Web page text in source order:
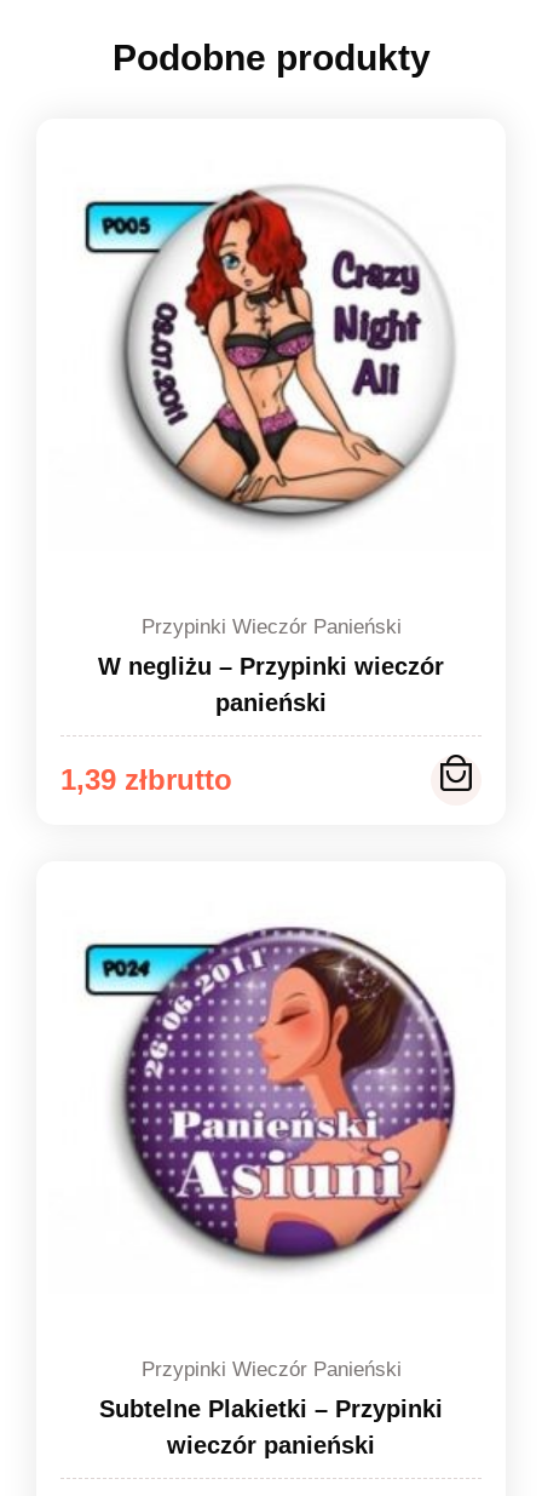
Podobne produkty
Przypinki Wieczór Panieński
W negliżu – Przypinki wieczór
panieński
1,39 zł
Zakres
do
1,49 zł
Przypinki Wieczór Panieński
Subtelne Plakietki – Przypinki
wieczór panieński